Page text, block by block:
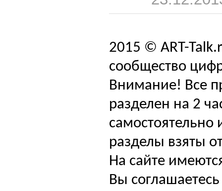
2015 © ART-
сообщество
Внимание! Все
разделен на 2
самостоятельно
разделы взяты
На сайте
Вы